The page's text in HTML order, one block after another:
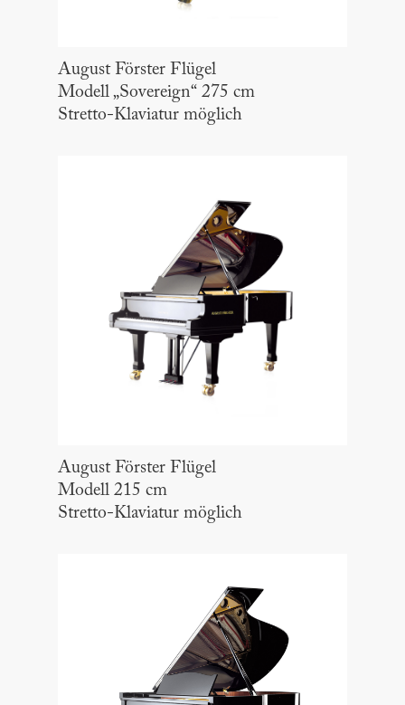
August Förster Flügel
Modell „Sovereign“ 275 cm
Stretto-Klaviatur möglich
August Förster Flügel
Modell 215 cm
Stretto-Klaviatur möglich